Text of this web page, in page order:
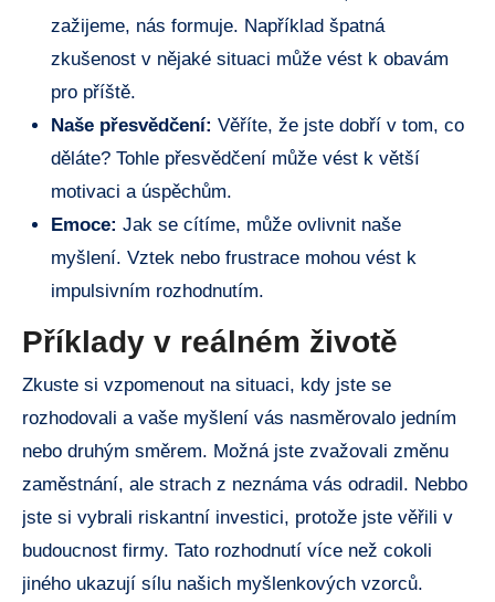
zažijeme, nás formuje. Například špatná
zkušenost v nějaké situaci může vést k obavám
pro příště.
Naše přesvědčení: Věříte, že jste dobří v tom, co
děláte? Tohle přesvědčení může vést k větší
motivaci a úspěchům.
Emoce: Jak se cítíme, může ovlivnit naše
myšlení. Vztek nebo frustrace mohou vést k
impulsivním rozhodnutím.
Příklady v reálném životě
Zkuste si vzpomenout na situaci, kdy jste se
rozhodovali a vaše myšlení vás nasměrovalo jedním
nebo druhým směrem. Možná jste zvažovali změnu
zaměstnání, ale strach z neznáma vás odradil. Nebbo
jste si vybrali riskantní investici, protože jste věřili v
budoucnost firmy. Tato rozhodnutí více než cokoli
jiného ukazují sílu našich myšlenkových vzorců.